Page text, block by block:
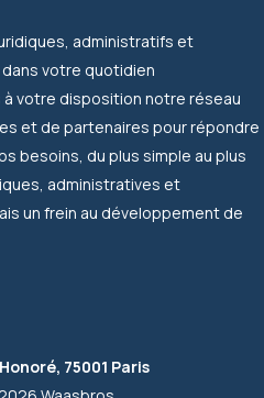
administratifs et
votre quotidien
votre disposition notre réseau
et de partenaires pour répondre
besoins, du plus simple au plus
administratives et
un frein au développement de
75001 Paris